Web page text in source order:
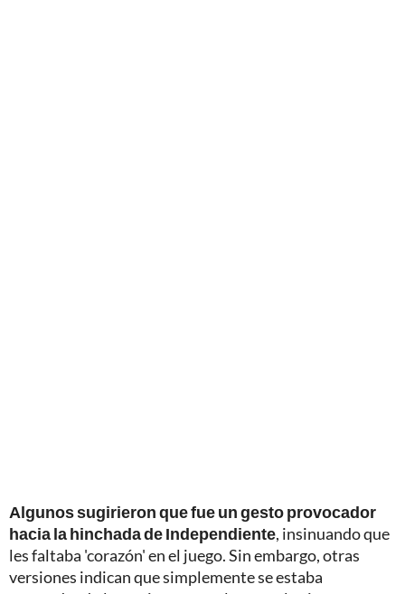
Algunos sugirieron que fue un gesto provocador
hacia la hinchada de Independiente, insinuando que
les faltaba 'corazón' en el juego. Sin embargo, otras
versiones indican que simplemente se estaba